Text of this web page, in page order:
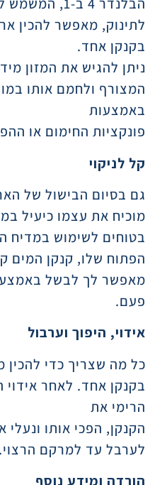
הבלנדר 4 ב-1,
לתינוק, מאפשר להכין
בקנקן אחד.
ניתן להגיש את המזון
המצורף ולחמם אותו
באמצעות
פונקציות החימום או
קל לניקוי
מוכיח את עצמו כיעיל
בטוחים לשימוש במדיח
הפתוח שלו, קנקן המים
מאפשר לך לבשל
פעם.
אידוי, היפוך וערבול
כל מה שצריך כדי להכין
בקנקן אחד. לאחר אידוי
הרימי את
הקנקן, הפכי אותו ונעלי
לערבל עד למרקם הרצוי.
הורדה ומידע נוסף